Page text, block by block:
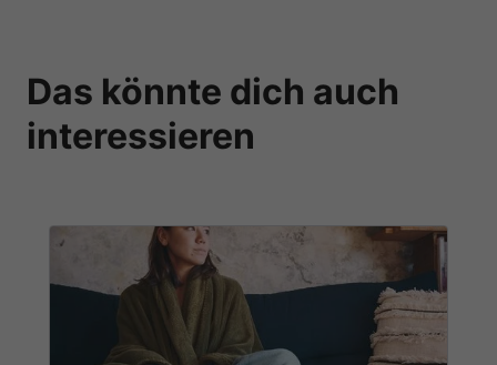
Das könnte dich auch
interessieren